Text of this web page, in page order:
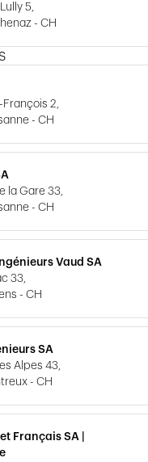
5,
- CH
François 2,
- CH
la Gare 33,
- CH
Vaud SA
33,
- CH
SA
Alpes 43,
- CH
Français SA |